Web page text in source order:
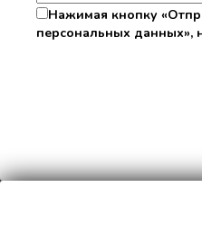
Нажимая кнопку
персональных данных»,